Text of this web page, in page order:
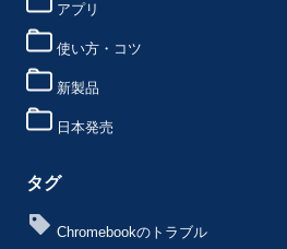
アプリ
使い方・コツ
新製品
日本発売
タグ
Chromebookのトラブル